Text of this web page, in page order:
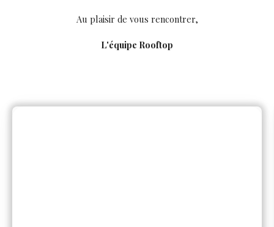
Au plaisir de vous rencontrer,
L'équipe Rooftop